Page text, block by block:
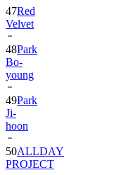
47Red
Velvet
48Park
Bo-
young
49Park
Ji-
hoon
50ALLDAY
PROJECT